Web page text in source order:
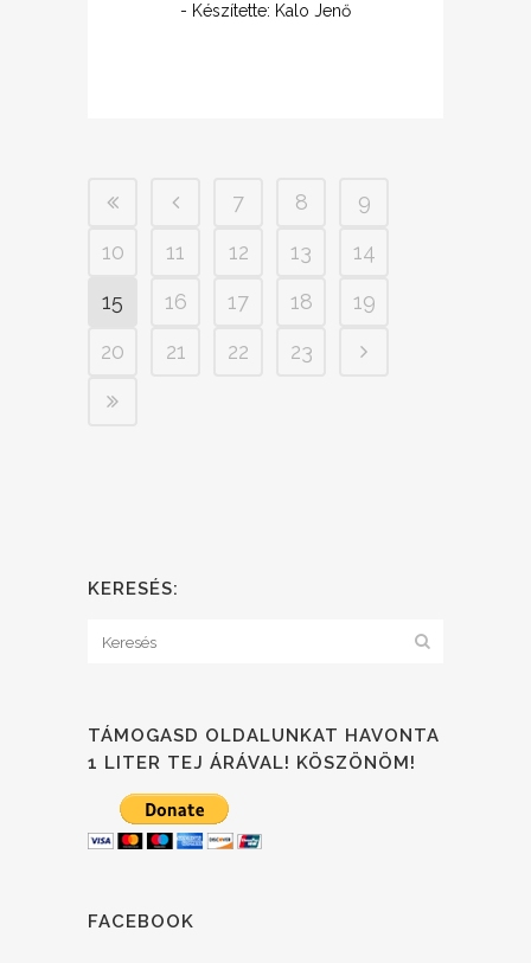
- Készítette: Kalo Jenő
7 8
9
10
11 12 13
14
15
16 17 18
19
20
21 22 23
KERESÉS:
TÁMOGASD OLDALUNKAT HAVONTA
1 LITER TEJ ÁRÁVAL! KÖSZÖNÖM!
FACEBOOK